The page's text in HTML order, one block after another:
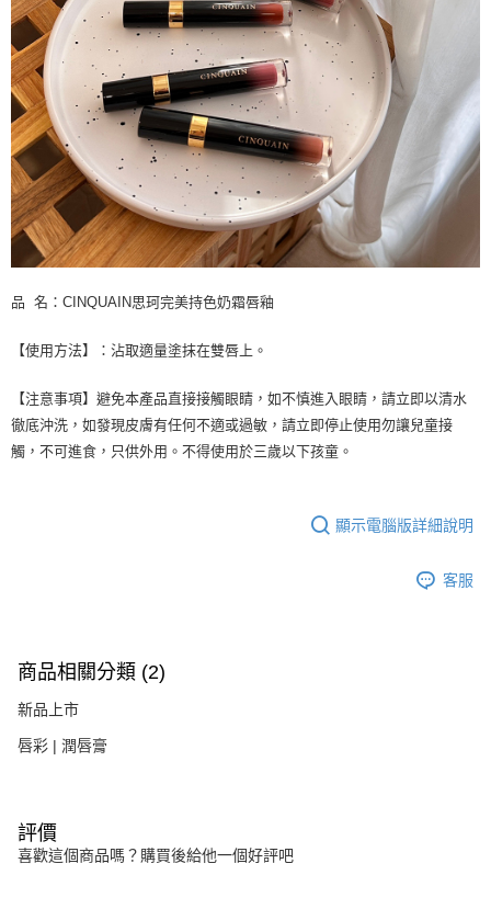
品 名：CINQUAIN思珂完美持色奶霜唇釉
【使用方法】：沾取適量塗抹在雙唇上。
【注意事項】避免本產品直接接觸眼睛，如不慎進入眼睛，請立即以清水
徹底沖洗，如發現皮膚有任何不適或過敏，請立即停止使用勿讓兒童接
觸，不可進食，只供外用。不得使用於三歲以下孩童。
顯示電腦版詳細說明
客服
商品相關分類 (2)
新品上市
唇彩 | 潤唇膏
評價
喜歡這個商品嗎？購買後給他一個好評吧